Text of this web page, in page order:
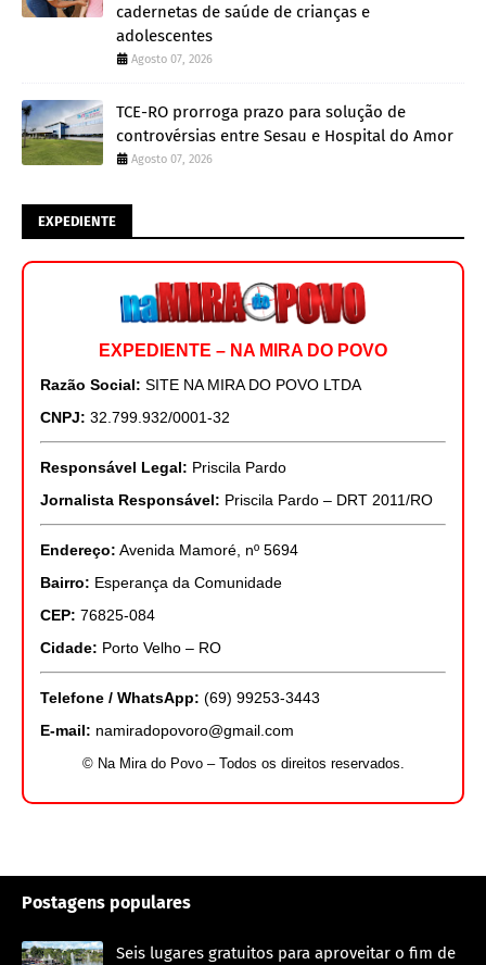
cadernetas de saúde de crianças e
adolescentes
Agosto 07, 2026
TCE-RO prorroga prazo para solução de
controvérsias entre Sesau e Hospital do Amor
Agosto 07, 2026
EXPEDIENTE
EXPEDIENTE – NA MIRA DO POVO
Razão Social: SITE NA MIRA DO POVO LTDA
CNPJ: 32.799.932/0001-32
Responsável Legal: Priscila Pardo
Jornalista Responsável: Priscila Pardo – DRT 2011/RO
Endereço: Avenida Mamoré, nº 5694
Bairro: Esperança da Comunidade
CEP: 76825-084
Cidade: Porto Velho – RO
Telefone / WhatsApp: (69) 99253-3443
E-mail: namiradopovoro@gmail.com
© Na Mira do Povo – Todos os direitos reservados.
Postagens populares
Seis lugares gratuitos para aproveitar o fim de